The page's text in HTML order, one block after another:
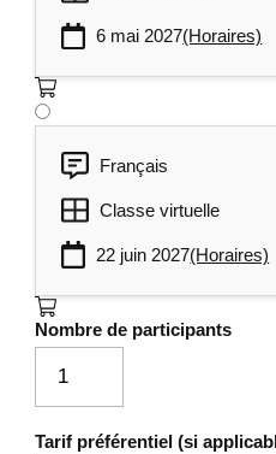
des flux
6 mai 2027(Horaires)
Français
Classe virtuelle
22 juin 2027(Horaires)
Nombre de participants
Tarif préférentiel (si